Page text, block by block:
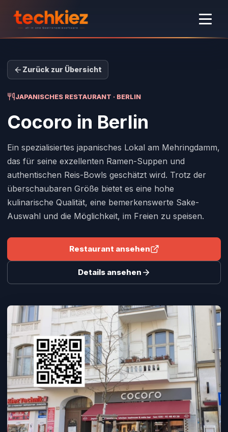
Zurück zur Übersicht
JAPANISCHES RESTAURANT · BERLIN
Cocoro in Berlin
Ein spezialisiertes japanisches Lokal am Mehringdamm,
das für seine exzellenten Ramen-Suppen und
authentischen Reis-Bowls geschätzt wird. Trotz der
überschaubaren Größe bietet es eine hohe
kulinarische Qualität, eine bemerkenswerte Sake-
Auswahl und die Möglichkeit, im Freien zu speisen.
Restaurant ansehen
Details ansehen